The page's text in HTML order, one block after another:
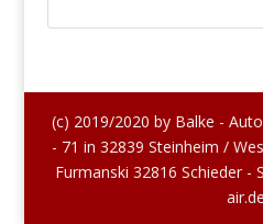
(c) 2019/2020 by Balke -
- 71 in 32839 Steinheim /
Furmanski 32816 Schieder -
air.de